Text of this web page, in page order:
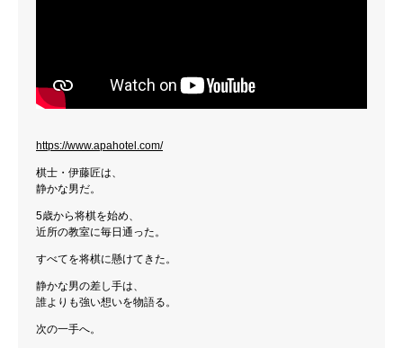
https://www.apahotel.com/
棋士・伊藤匠は、
静かな男だ。
5歳から将棋を始め、
近所の教室に毎日通った。
すべてを将棋に懸けてきた。
静かな男の差し手は、
誰よりも強い想いを物語る。
次の一手へ。